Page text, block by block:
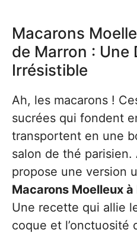
Macarons
de Marron : Une
Irrésistible
Ah, les macarons !
sucrées qui fondent
transportent en une
salon de thé parisien.
propose une version
Macarons Moelleux
Une recette qui allie
coque et l’onctuosité